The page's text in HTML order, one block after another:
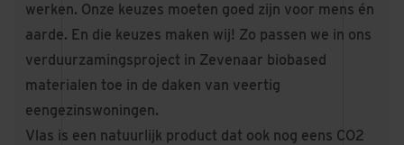
werken. Onze keuzes moeten goed zijn voor mens én
aarde. En die keuzes maken wij! Zo passen we in ons
verduurzamingsproject in Zevenaar biobased
materialen toe in de daken van veertig
eengezinswoningen.
Vlas is een natuurlijk product dat ook nog eens CO2